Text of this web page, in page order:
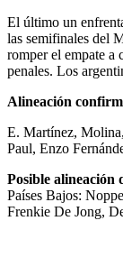
El último un
las semifinales del
romper el empate a
penales. Los
Alineación
E. Martínez,
Paul, Enzo
Posible alineación
Países Bajos:
Frenkie De Jong,